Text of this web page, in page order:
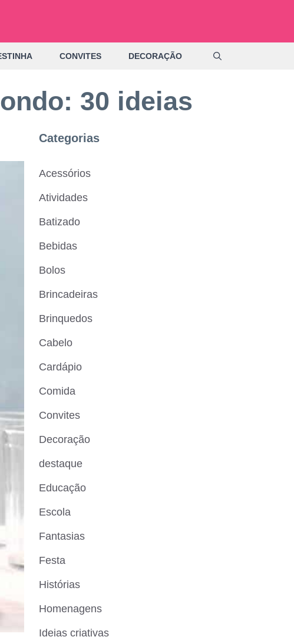
CONVITES DECORAÇÃO
30 ideias
Categorias
Acessórios
Atividades
Batizado
Bebidas
Bolos
Brincadeiras
Brinquedos
Cabelo
Cardápio
Comida
Convites
Decoração
destaque
Educação
Escola
Fantasias
Festa
Histórias
Homenagens
Ideias criativas